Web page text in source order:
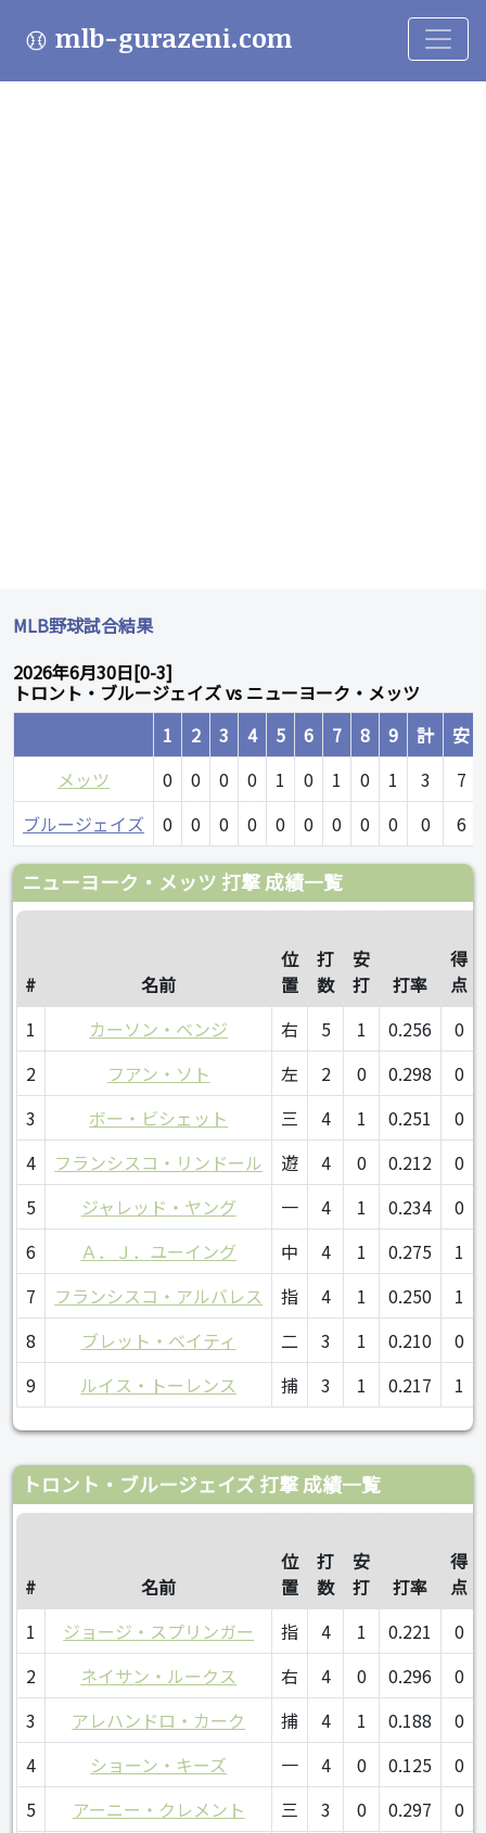
mlb-gurazeni.com
MLB野球試合結果
2026年6月30日[0-3]
トロント・ブルージェイズ vs ニューヨーク・メッツ
1
2 3 4 5 6 7 8 9 計
安
メッツ
0 0 0 0 1 0 1 0 1 3
7
ブルージェイズ
0 0 0 0 0 0 0 0 0 0 6
ニューヨーク・メッツ 打撃 成績一覧
# 名前
位
置
打
数
安
打
打率
得
点
1
カーソン・ベンジ 右 5 1 0.256
0
2
フアン・ソト 左 2 0 0.298
0
3
ボー・ビシェット 三 4 1 0.251
0
4
フランシスコ・リンドール 遊 4 0 0.212
0
5
ジャレッド・ヤング 一 4 1 0.234
0
6
Ａ．Ｊ．ユーイング 中 4 1 0.275
1
7
フランシスコ・アルバレス 指 4 1 0.250
1
8
ブレット・ベイティ 二 3 1 0.210
0
9
ルイス・トーレンス 捕 3 1 0.217 1
トロント・ブルージェイズ 打撃 成績一覧
# 名前
位
置
打
数
安
打
打率
得
点
1
ジョージ・スプリンガー 指 4 1 0.221
0
2
ネイサン・ルークス 右 4 0 0.296
0
3
アレハンドロ・カーク 捕 4 1 0.188
0
4
ショーン・キーズ 一 4 0 0.125
0
5
アーニー・クレメント 三 3 0 0.297
0